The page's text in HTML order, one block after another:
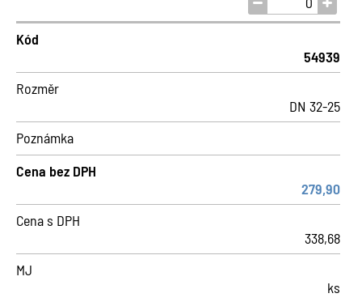
Kód
54939
Rozměr
DN 32-25
Poznámka
Cena bez DPH
279,90
Cena s DPH
338,68
MJ
ks